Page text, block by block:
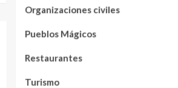
Organizaciones civiles
Pueblos Mágicos
Restaurantes
Turismo